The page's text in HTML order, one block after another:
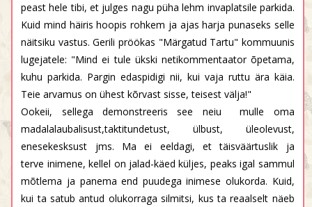
peast hele tibi, et julges nagu püha lehm invaplatsile parkida.
Kuid mind häiris hoopis rohkem ja ajas harja punaseks selle
näitsiku vastus. Gerili pröökas "Märgatud Tartu" kommuunis
lugejatele: "Mind ei tule ükski netikommentaator õpetama,
kuhu parkida. Pargin edaspidigi nii, kui vaja ruttu ära käia.
Teie arvamus on ühest kõrvast sisse, teisest välja!"
Ookeii, sellega demonstreeris see neiu mulle oma
madalalaubalisust,taktitundetust, ülbust, üleolevust,
enesekesksust jms. Ma ei eeldagi, et täisväärtuslik ja
terve inimene, kellel on jalad-käed küljes, peaks igal sammul
mõtlema ja panema end puudega inimese olukorda. Kuid,
kui ta satub antud olukorraga silmitsi, kus ta reaalselt näeb